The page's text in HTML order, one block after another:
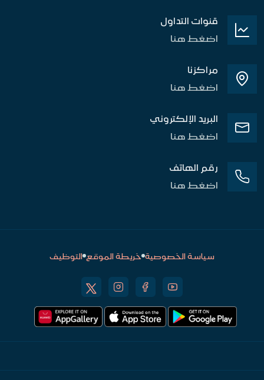
قنوات التداول
اضغط هنا
مراكزنا
اضغط هنا
البريد الإلكتروني
اضغط هنا
رقم الهاتف
اضغط هنا
سياسة الخصوصية خريطة الموقع التوظيف